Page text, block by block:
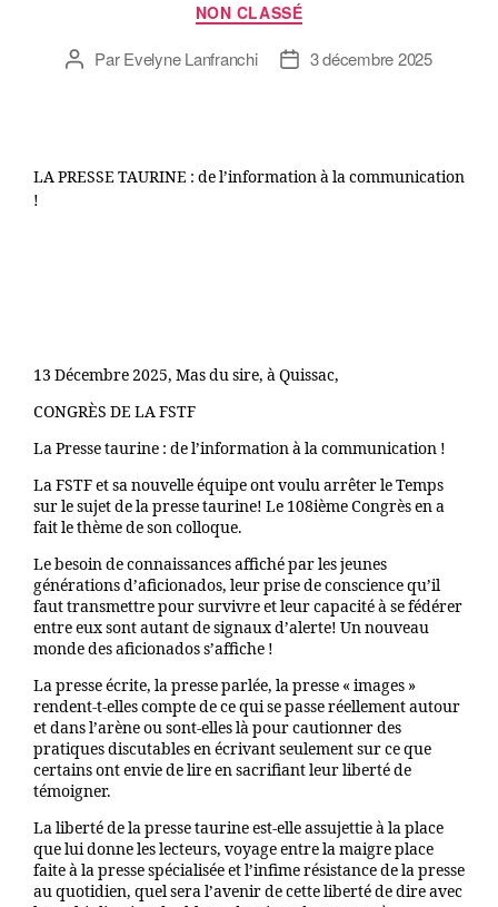
NON CLASSÉ
ParEvelyne Lanfranchi 3 décembre 2025
LA PRESSE TAURINE : de l’information à la communication
!
13 Décembre 2025, Mas du sire, à Quissac,
CONGRÈS DE LA FSTF
La Presse taurine : de l’information à la communication !
La FSTF et sa nouvelle équipe ont voulu arrêter le Temps
sur le sujet de la presse taurine! Le 108ième Congrès en a
fait le thème de son colloque.
Le besoin de connaissances affiché par les jeunes
générations d’aficionados, leur prise de conscience qu’il
faut transmettre pour survivre et leur capacité à se fédérer
entre eux sont autant de signaux d’alerte! Un nouveau
monde des aficionados s’affiche !
La presse écrite, la presse parlée, la presse « images »
rendent-t-elles compte de ce qui se passe réellement autour
et dans l’arène ou sont-elles là pour cautionner des
pratiques discutables en écrivant seulement sur ce que
certains ont envie de lire en sacrifiant leur liberté de
témoigner.
La liberté de la presse taurine est-elle assujettie à la place
que lui donne les lecteurs, voyage entre la maigre place
faite à la presse spécialisée et l’infime résistance de la presse
au quotidien, quel sera l’avenir de cette liberté de dire avec